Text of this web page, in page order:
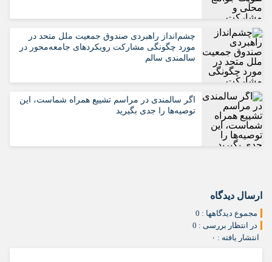
چشم‌انداز راهبردی صندوق جمعیت ملل متحد در
مورد چگونگی مشارکت رویکردهای جامعه‌محور در
سالمندی سالم
اگر سالمندی در مراسم تشییع همراه شماست، این
توصیه‌ها را جدی بگیرید
ارسال دیدگاه
مجموع دیدگاهها : 0
در انتظار بررسی : 0
انتشار یافته : ۰